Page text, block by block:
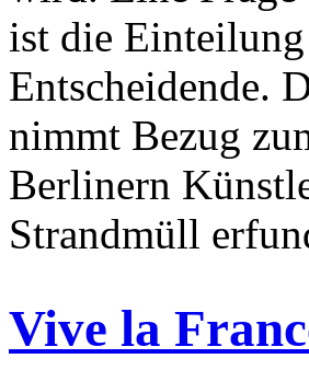
ist die Einteilung
Entscheidende.
nimmt Bezug
Berlinern
Strandmüll
Vive la